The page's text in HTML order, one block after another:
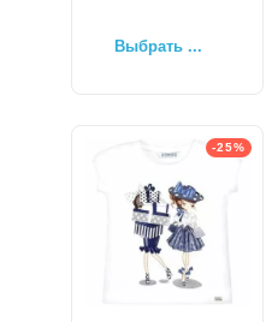
Выбрать ...
-25%